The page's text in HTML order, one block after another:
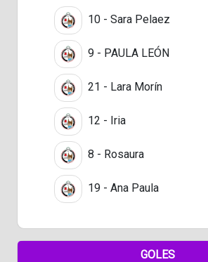
10 - Sara Pelaez
9 - PAULA LEÓN
21 - Lara Morín
12 - Iria
8 - Rosaura
19 - Ana Paula
GOLES